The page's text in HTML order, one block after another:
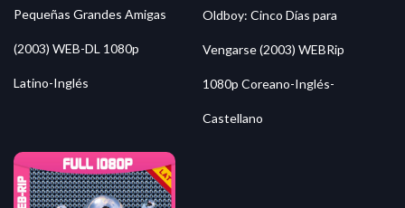
Pequeñas Grandes Amigas
(2003) WEB-DL 1080p
Latino-Inglés
Oldboy: Cinco Días para
Vengarse (2003) WEBRip
1080p Coreano-Inglés-
Castellano